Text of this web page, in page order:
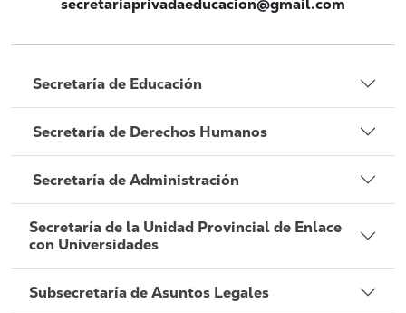
secretariaprivadaeducacion@gmail.com
Secretaría de Educación
Secretaría de Derechos Humanos
Secretaría de Administración
Secretaría de la Unidad Provincial de Enlace
con Universidades
Subsecretaría de Asuntos Legales